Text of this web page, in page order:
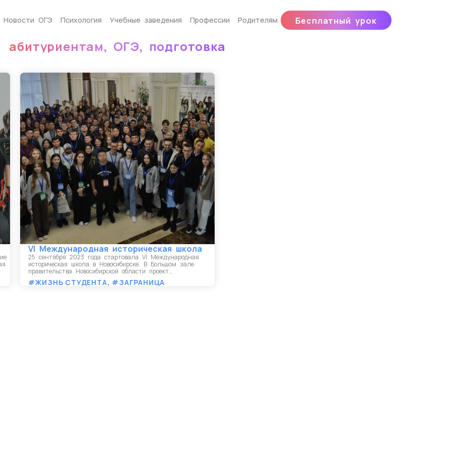
Новости ОГЭ Психология Учебные заведения Профессии Родителям Бесплатный урок
абитуриентам, ОГЭ, подготовка
VI Международная историческая школа
25 сентября 2023 года стартовала VI Международная
историческая школа в Новосибирске. В Большом зале
правительства Новосибирской области проект…
#ЖИЗНЬ СТУДЕНТА, #ЗАГРАНИЦА